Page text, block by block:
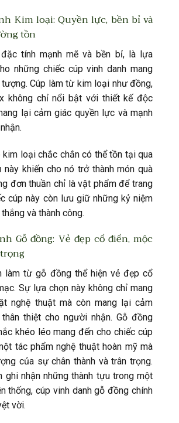
Kim loại: Quyền lực, bền bỉ và
tồn
tính mạnh mẽ và bền bỉ, là lựa
những chiếc cúp vinh danh mang
Cúp làm từ kim loại như đồng,
không chỉ nổi bật với thiết kế độc
lại cảm giác quyền lực và mạnh
kim loại chắc chắn có thể tồn tại qua
này khiến cho nó trở thành món quà
đơn thuần chỉ là vật phẩm để trang
cúp này còn lưu giữ những kỷ niệm
và thành công.
Gỗ đồng: Vẻ đẹp cổ điển, mộc
làm từ gỗ đồng thể hiện vẻ đẹp cổ
Sự lựa chọn này không chỉ mang
nghệ thuật mà còn mang lại cảm
thiệt cho người nhận. Gỗ đồng
khéo léo mang đến cho chiếc cúp
tác phẩm nghệ thuật hoàn mỹ mà
của sự chân thành và trân trọng.
ghi nhận những thành tựu trong một
thống, cúp vinh danh gỗ đồng chính
vời.